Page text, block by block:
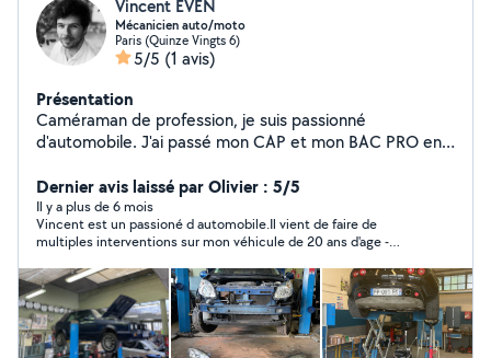
Vincent EVEN
Mécanicien auto/moto
Paris (Quinze Vingts 6)
5/5 (1 avis)
Présentation
Caméraman de profession, je suis passionné
d'automobile. J'ai passé mon CAP et mon BAC PRO en
répare avec plaisir tout type de voiture et moto mais j'ai
une préférence pour les anciennes !
Dernier avis laissé par Olivier : 5/5
Il y a plus de 6 mois
Vincent est un passioné d automobile.Il vient de faire de
multiples interventions sur mon véhicule de 20 ans d'age -
de distribution et accessoires,2 pneus avant).Tout ca dans les
temps qu il m avait indiqué et avec une prestation soignée. Il m
a transmis un devis ,clair avec les références de pièces à
acheter:simple-efficace-pro. Très sympa ,un plaisir d avoir fait
affaire avec lui. Je le recommande vivement.